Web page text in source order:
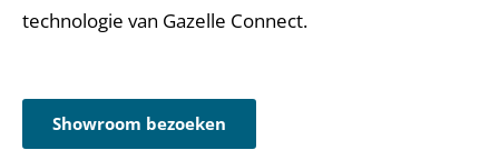
technologie van Gazelle Connect.
Showroom bezoeken